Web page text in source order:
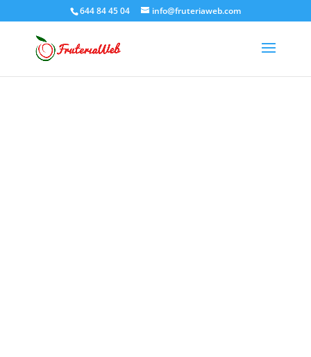
644 84 45 04 info@fruteriaweb.com